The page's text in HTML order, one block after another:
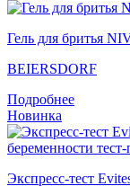
Гель для бритья
BEIERSDORF
Подробнее
Новинка
Экспресс-тест